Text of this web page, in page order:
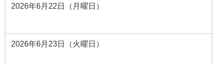
2026年6月22日（月曜日）
2026年6月23日（火曜日）